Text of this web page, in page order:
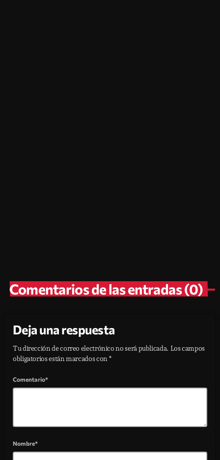
Comentarios de las entradas (0)
Deja una respuesta
Tu dirección de correo electrónico no será publicada. Los campos
obligatorios están marcados con *
Comentario*
Nombre*